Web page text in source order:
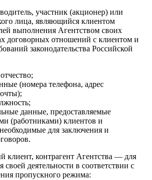
участник (акционер) или
лица, являющийся клиентом
выполнения Агентством своих
договорных отношений с клиентом и
законодательства Российской
(номера телефона, адрес
данные, предоставляемые
(работниками) клиентов и
для заключения и
клиент, контрагент Агентства — для
своей деятельности в соответствии с
пропускного режима: